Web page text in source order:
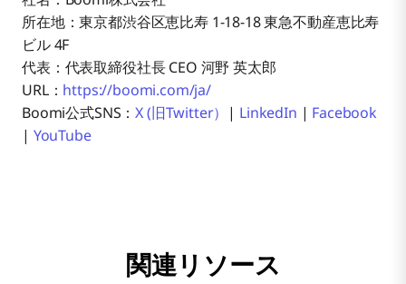
所在地：東京都渋谷区恵比寿 1−18−18 東急不動産恵比寿
ビル 4F
代表：代表取締役社長 CEO 河野 英太郎
URL： https://boomi.com/ja/
Boomi公式SNS：X (旧Twitter） | LinkedIn | Facebook
| YouTube
関連リソース